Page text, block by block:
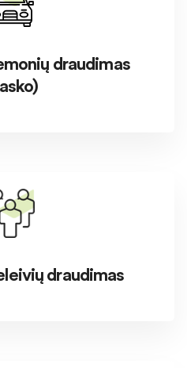
draudimas
draudimas